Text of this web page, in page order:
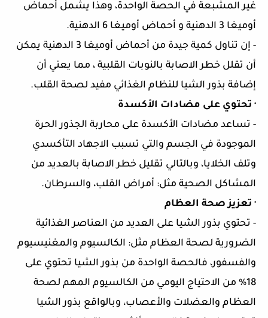
غير المشبعة في الحصة الواحدة، وهذا يشمل أحماض
أوميغا 3 الدهنية و أحماض أوميغا 6 الدهنية.
-
إن تناول كمية جيدة من أحماض أوميغا 3 الدهنية يمكن
أن تقلل خطر الاصابة بالنوبات القلبية ، مما يعني أن
إضافة بذور الشيا للنظام الغذائي مفيد لصحة القلب.
· تحتوي على مضادات الأكسدة
- تساعد مضادات الأكسدة على محاربة الجذور الحرة
الموجودة في الجسم والتي تسبب الاجهاد التأكسدي
وتلف الخلايا، وبالتالي تقليل خطر الاصابة بالعديد من
المشاكل الصحية مثل: أمراض القلب، والسرطان.
· تعزيز صحة العظام
- تحتوي بذور الشيا على العديد من العناصر الغذائية
الضرورية لصحة العظام مثل: الكالسيوم والمغنيسيوم
والفسفور، فالحصة الواحدة من بذور الشيا تحتوي على
18% من الاحتياج اليومي من الكالسيوم المهم لصحة
العظام والعضلات والأعصاب، وبالواقع بذور الشيا